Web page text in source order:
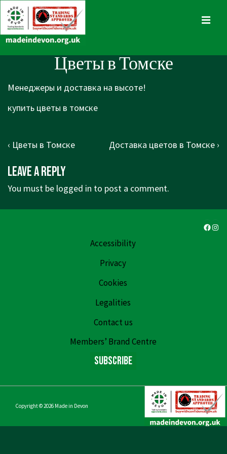
Skip
to
Main
Цветы в Томске
Менеджеры и доставка на высоте!
купить цветы в томске
Post
Previous
is
‹ Цветы в Томске
Next
Доставка цветов в Томске ›
Leave a Reply
You must be logged in to post a comment.
Accessibility
Privacy
Cookies
Legalities
Contact us
Members’ Brand Centre
Subscribe
Copyright © 2026 Made in Devon